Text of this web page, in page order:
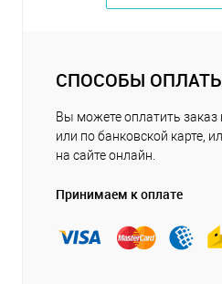
СПОСОБЫ
Вы можете оплатить
или по банковской карте,
на сайте онлайн.
Принимаем к оплате